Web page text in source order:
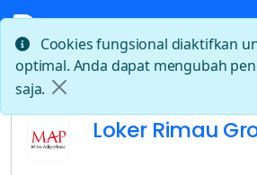
Beranda Loker Rimau Group
Loker Rimau
Cookies fungsional diaktifkan
optimal. Anda dapat mengubah
saja.